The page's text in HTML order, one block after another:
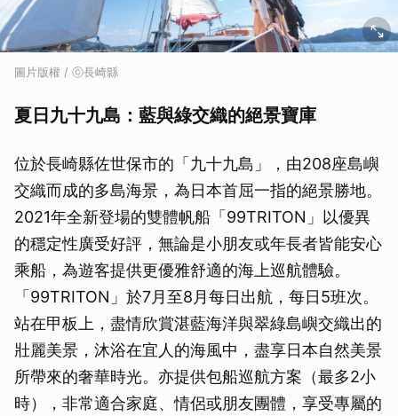
圖片版權 / ⓒ長崎縣
夏日九十九島：藍與綠交織的絕景寶庫
位於長崎縣佐世保市的「九十九島」，由208座島嶼
交織而成的多島海景，為日本首屈一指的絕景勝地。
2021年全新登場的雙體帆船「99TRITON」以優異
的穩定性廣受好評，無論是小朋友或年長者皆能安心
乘船，為遊客提供更優雅舒適的海上巡航體驗。
「99TRITON」於7月至8月每日出航，每日5班次。
站在甲板上，盡情欣賞湛藍海洋與翠綠島嶼交織出的
壯麗美景，沐浴在宜人的海風中，盡享日本自然美景
所帶來的奢華時光。亦提供包船巡航方案（最多2小
時），非常適合家庭、情侶或朋友團體，享受專屬的